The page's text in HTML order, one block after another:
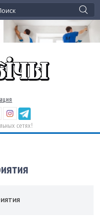
сетях!